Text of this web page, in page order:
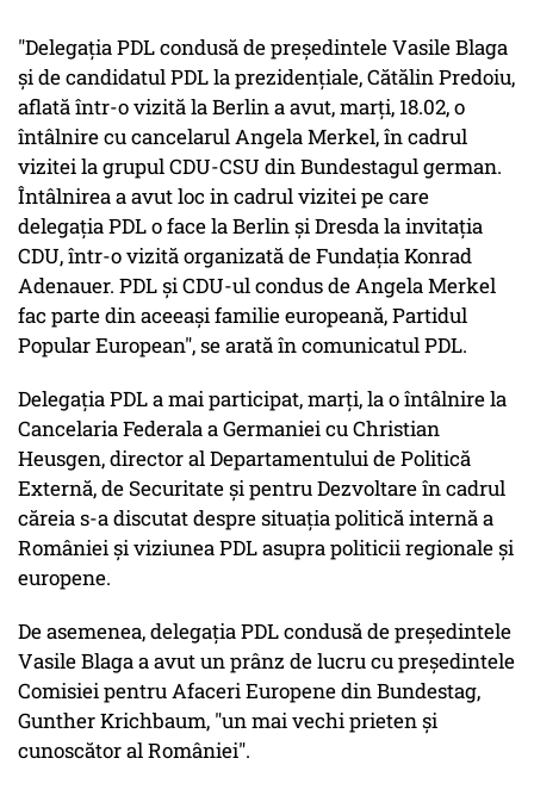
"Delegaţia PDL condusă de preşedintele Vasile Blaga
şi de candidatul PDL la prezidenţiale, Cătălin Predoiu,
aflată într-o vizită la Berlin a avut, marţi, 18.02, o
întâlnire cu cancelarul Angela Merkel, în cadrul
vizitei la grupul CDU-CSU din Bundestagul german.
Întâlnirea a avut loc in cadrul vizitei pe care
delegaţia PDL o face la Berlin şi Dresda la invitaţia
CDU, într-o vizită organizată de Fundaţia Konrad
Adenauer. PDL şi CDU-ul condus de Angela Merkel
fac parte din aceeaşi familie europeană, Partidul
Popular European", se arată în comunicatul PDL.
Delegaţia PDL a mai participat, marţi, la o întâlnire la
Cancelaria Federala a Germaniei cu Christian
Heusgen, director al Departamentului de Politică
Externă, de Securitate şi pentru Dezvoltare în cadrul
căreia s-a discutat despre situaţia politică internă a
României şi viziunea PDL asupra politicii regionale şi
europene.
De asemenea, delegaţia PDL condusă de preşedintele
Vasile Blaga a avut un prânz de lucru cu preşedintele
Comisiei pentru Afaceri Europene din Bundestag,
Gunther Krichbaum, "un mai vechi prieten şi
cunoscător al României".